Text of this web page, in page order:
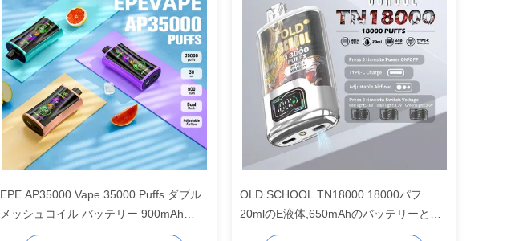
EPE AP35000 Vape 35000 Puffs ダブル
メッシュコイル バッテリー 900mAh
30ml E液体容量
OLD SCHOOL TN18000 18000パフ
20mlのE液体,650mAhのバッテリーとメ
ッシュコイル技術